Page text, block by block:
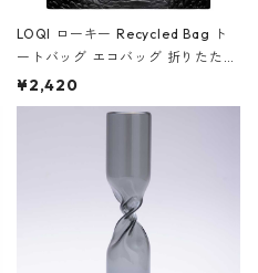
LOQI ローキー Recycled Bag ト
ートバッグ エコバッグ 折りたたみ
大きめ 撥水加工 収納ポーチ CRO
CODILE/Black クロコダイル/ブラ
¥2,420